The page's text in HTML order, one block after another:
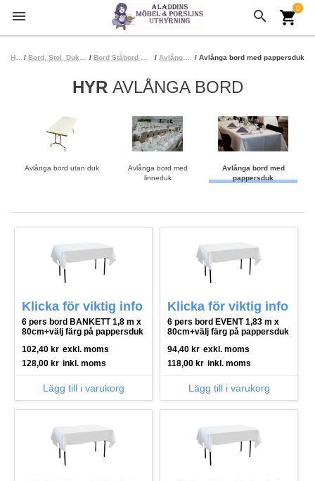
menu search 0
shopping_cart
/ / / / Avlånga bord med pappersduk
HYR AVLÅNGA BORD
Avlånga bord utan duk
Avlånga bord med
linneduk
Avlånga bord med
pappersduk
Klicka för viktig info
6 pers bord BANKETT 1,8 m x
80cm+välj färg på pappersduk
102,40 kr exkl. moms
128,00 kr inkl. moms
Lägg till i varukorg
Klicka för viktig info
6 pers bord EVENT 1,83 m x
80cm+välj färg på pappersduk
94,40 kr exkl. moms
118,00 kr inkl. moms
Lägg till i varukorg